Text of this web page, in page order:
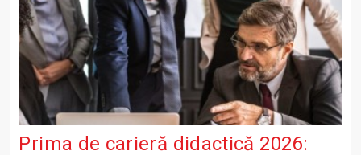
Prima de carieră didactică 2026: